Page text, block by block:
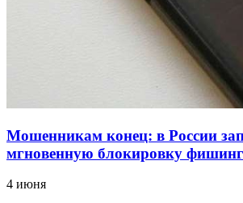
Мошенникам конец: в России
мгновенную блокировку
4 июня